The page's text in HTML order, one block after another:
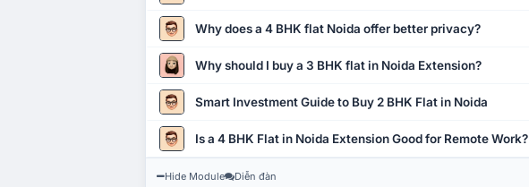
Why does a 4 BHK flat Noida offer better privacy?
Why should I buy a 3 BHK flat in Noida Extension?
Smart Investment Guide to Buy 2 BHK Flat in Noida
Is a 4 BHK Flat in Noida Extension Good for Remote Work?
Hide Module Diễn đàn